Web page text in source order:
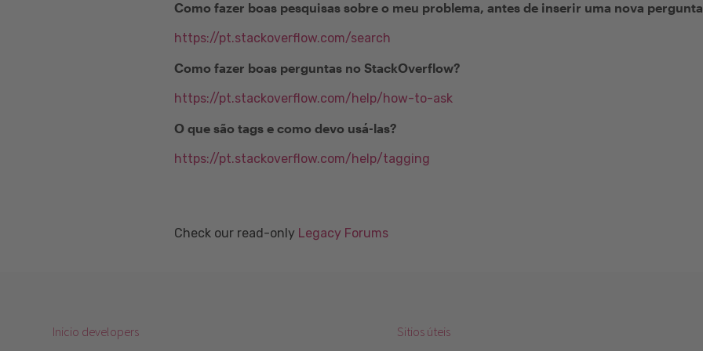
Como fazer boas pesquisas sobre o meu problema, antes de inserir uma nova
https://pt.stackoverflow.com/search
Como fazer boas perguntas no StackOverflow?
https://pt.stackoverflow.com/help/how-to-ask
O que são tags e como devo usá-las?
https://pt.stackoverflow.com/help/tagging
Check our read-only Legacy Forums
Inicio developers Sitios úteis